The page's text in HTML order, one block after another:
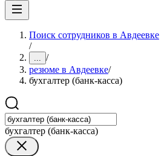
Поиск сотрудников в Авдеевке
/
... /
резюме в Авдеевке/
бухгалтер (банк-касса)
бухгалтер (банк-касса)